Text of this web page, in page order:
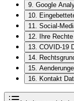
9. Google
10.
11. Social-
12. Ihre Rechte
13. COVID-19
14.
15.
16. Kontakt